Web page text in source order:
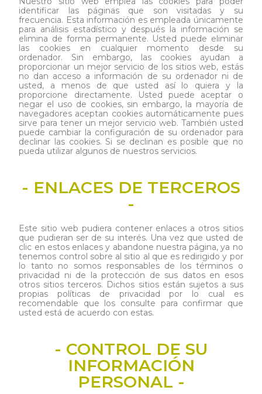
identificar las páginas que son visitadas y su
frecuencia. Esta información es empleada únicamente
para análisis estadístico y después la información se
elimina de forma permanente. Usted puede eliminar
las cookies en cualquier momento desde su
ordenador. Sin embargo, las cookies ayudan a
proporcionar un mejor servicio de los sitios web, estás
no dan acceso a información de su ordenador ni de
usted, a menos de que usted así lo quiera y la
proporcione directamente. Usted puede aceptar o
negar el uso de cookies, sin embargo, la mayoría de
navegadores aceptan cookies automáticamente pues
sirve para tener un mejor servicio web. También usted
puede cambiar la configuración de su ordenador para
declinar las cookies. Si se declinan es posible que no
pueda utilizar algunos de nuestros servicios.
- ENLACES DE TERCEROS
-
Este sitio web pudiera contener enlaces a otros sitios
que pudieran ser de su interés. Una vez que usted de
clic en estos enlaces y abandone nuestra página, ya no
tenemos control sobre al sitio al que es redirigido y por
lo tanto no somos responsables de los términos o
privacidad ni de la protección de sus datos en esos
otros sitios terceros. Dichos sitios están sujetos a sus
propias políticas de privacidad por lo cual es
recomendable que los consulte para confirmar que
usted está de acuerdo con estas.
- CONTROL DE SU
INFORMACIÓN
PERSONAL -